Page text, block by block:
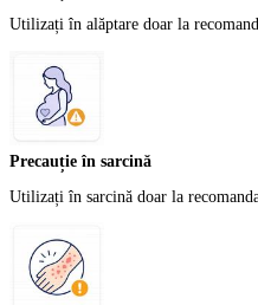
Utilizați în alăptare doar la
Precauție în sarcină
Utilizați în sarcină doar la